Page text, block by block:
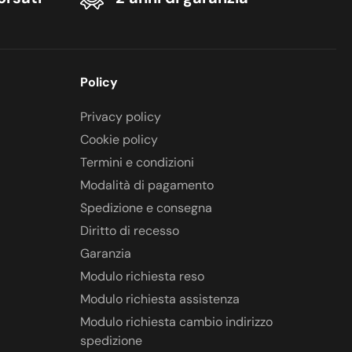
Policy
Privacy policy
Cookie policy
Termini e condizioni
Modalità di pagamento
Spedizione e consegna
Diritto di recesso
Garanzia
Modulo richiesta reso
Modulo richiesta assistenza
Modulo richiesta cambio indirizzo
spedizione